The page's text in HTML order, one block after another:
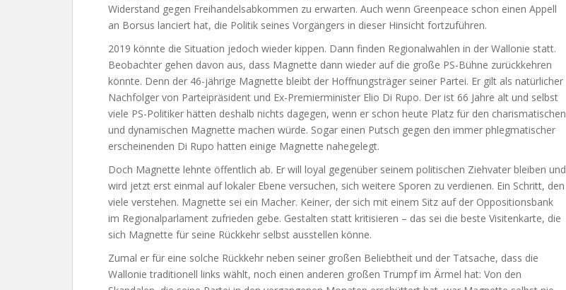
Widerstand gegen Freihandelsabkommen zu erwarten. Auch wenn Greenpeace schon einen Appell
an Borsus lanciert hat, die Politik seines Vorgängers in dieser Hinsicht fortzuführen.
2019 könnte die Situation jedoch wieder kippen. Dann finden Regionalwahlen in der Wallonie statt.
Beobachter gehen davon aus, dass Magnette dann wieder auf die große PS-Bühne zurückkehren
könnte. Denn der 46-jährige Magnette bleibt der Hoffnungsträger seiner Partei. Er gilt als natürlicher
Nachfolger von Parteipräsident und Ex-Premierminister Elio Di Rupo. Der ist 66 Jahre alt und selbst
viele PS-Politiker hätten deshalb nichts dagegen, wenn er schon heute Platz für den charismatischen
und dynamischen Magnette machen würde. Sogar einen Putsch gegen den immer phlegmatischer
erscheinenden Di Rupo hatten einige Magnette nahegelegt.
Doch Magnette lehnte öffentlich ab. Er will loyal gegenüber seinem politischen Ziehvater bleiben und
wird jetzt erst einmal auf lokaler Ebene versuchen, sich weitere Sporen zu verdienen. Ein Schritt, den
viele verstehen. Magnette sei ein Macher. Keiner, der sich mit einem Sitz auf der Oppositionsbank
im Regionalparlament zufrieden gebe. Gestalten statt kritisieren – das sei die beste Visitenkarte, die
sich Magnette für seine Rückkehr selbst ausstellen könne.
Zumal er für eine solche Rückkehr neben seiner großen Beliebtheit und der Tatsache, dass die
Wallonie traditionell links wählt, noch einen anderen großen Trumpf im Ärmel hat: Von den